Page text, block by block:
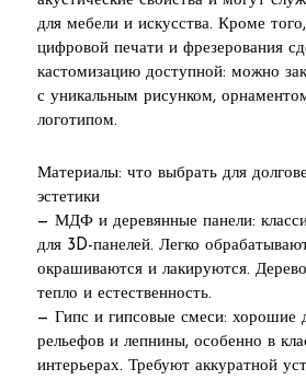
для мебели и искусства. Кроме
цифровой печати и фрезерования
кастомизацию доступной: можно
с уникальным рисунком,
логотипом.
Материалы: что выбрать для
эстетики
— МДФ и деревянные панели:
для 3D-панелей. Легко
окрашиваются и лакируются.
тепло и естественность.
— Гипс и гипсовые смеси: хорошие
рельефов и лепнины, особенно в
интерьерах. Требуют аккуратной